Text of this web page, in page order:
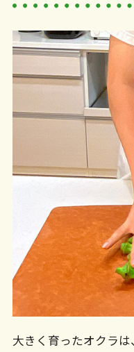
大きく育ったオクラ